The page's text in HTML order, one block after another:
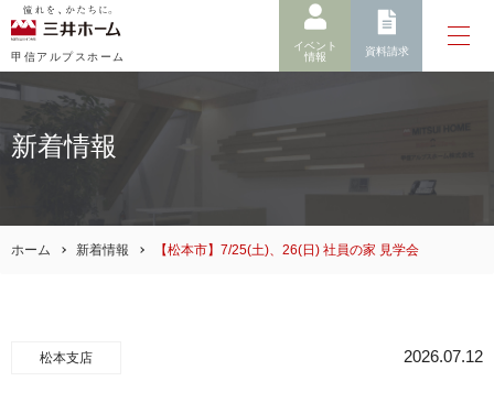
甲信アルプスホーム
イベント
情報
資料請求
新着情報
ホーム 新着情報 【松本市】7/25(土)、26(日) 社員の家 見学会
松本支店 2026.07.12